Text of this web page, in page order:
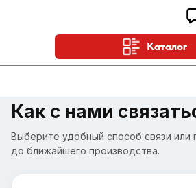
Каталог
Как с нами
Выберите удобный способ связи или
до ближайшего производства.